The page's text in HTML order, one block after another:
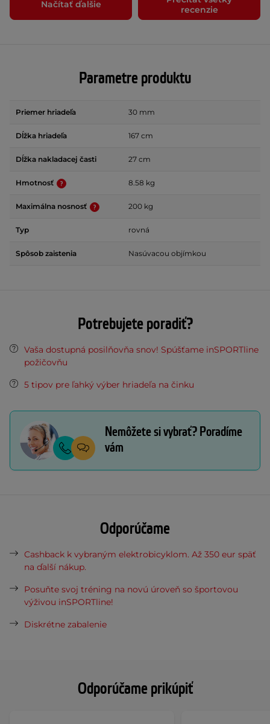
Odporúčame prikúpiť
Načítať ďalšie
recenzie
Parametre produktu
Priemer hriadeľa 30 mm
Dĺžka hriadeľa 167 cm
Dĺžka nakladacej časti 27 cm
Hmotnosť 8.58 kg
Maximálna nosnosť 200 kg
Typ rovná
Spôsob zaistenia Nasúvacou objímkou
Potrebujete poradiť?
Vaša dostupná posilňovňa snov! Spúšťame inSPORTline
požičovňu
5 tipov pre ľahký výber hriadeľa na činku
Nemôžete si vybrať? Poradíme
vám
Odporúčame
Cashback k vybraným elektrobicyklom. Až 350 eur späť
na ďalší nákup.
Posuňte svoj tréning na novú úroveň so športovou
výživou inSPORTline!
Diskrétne zabalenie